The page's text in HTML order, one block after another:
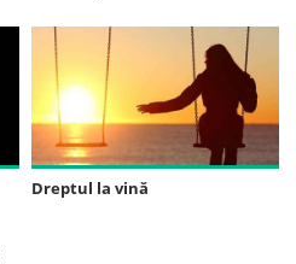
Dreptul la vină